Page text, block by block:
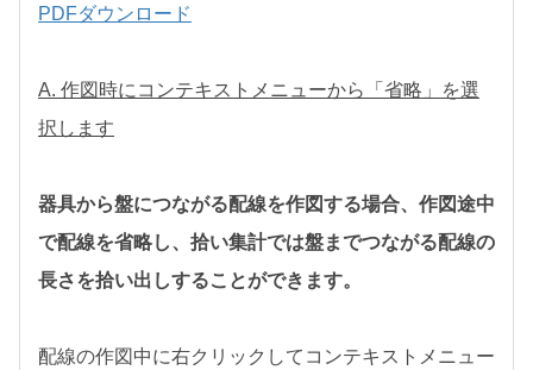
PDFダウンロード
A. 作図時にコンテキストメニューから「省略」を選
択します
器具から盤につながる配線を作図する場合、作図途中
で配線を省略し、拾い集計では盤までつながる配線の
長さを拾い出しすることができます。
配線の作図中に右クリックしてコンテキストメニュー